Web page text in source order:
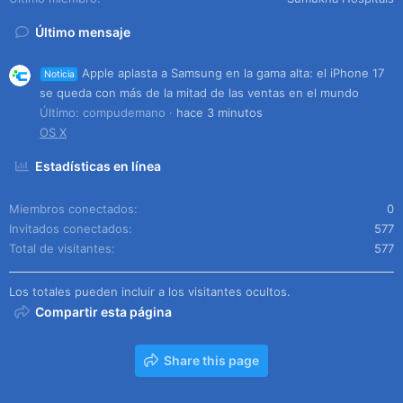
Último mensaje
Noticia
Apple aplasta a Samsung en la gama alta: el iPhone 17
se queda con más de la mitad de las ventas en el mundo
Último: compudemano
hace 3 minutos
OS X
Estadísticas en línea
Miembros conectados
0
Invitados conectados
577
Total de visitantes
577
Los totales pueden incluir a los visitantes ocultos.
Compartir esta página
Share this page